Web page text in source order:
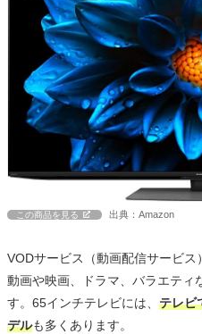
この商品を見る 出典：Amazon
VODサービス（動画配信サービ
動画や映画、ドラマ、バラエティ
す。65インチテレビには、 テレビ
デルも多くあります。